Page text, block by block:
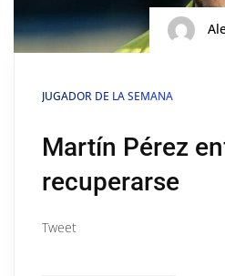
JUGADOR DE LA SEMANA
Martín Pérez
recuperarse
Tweet